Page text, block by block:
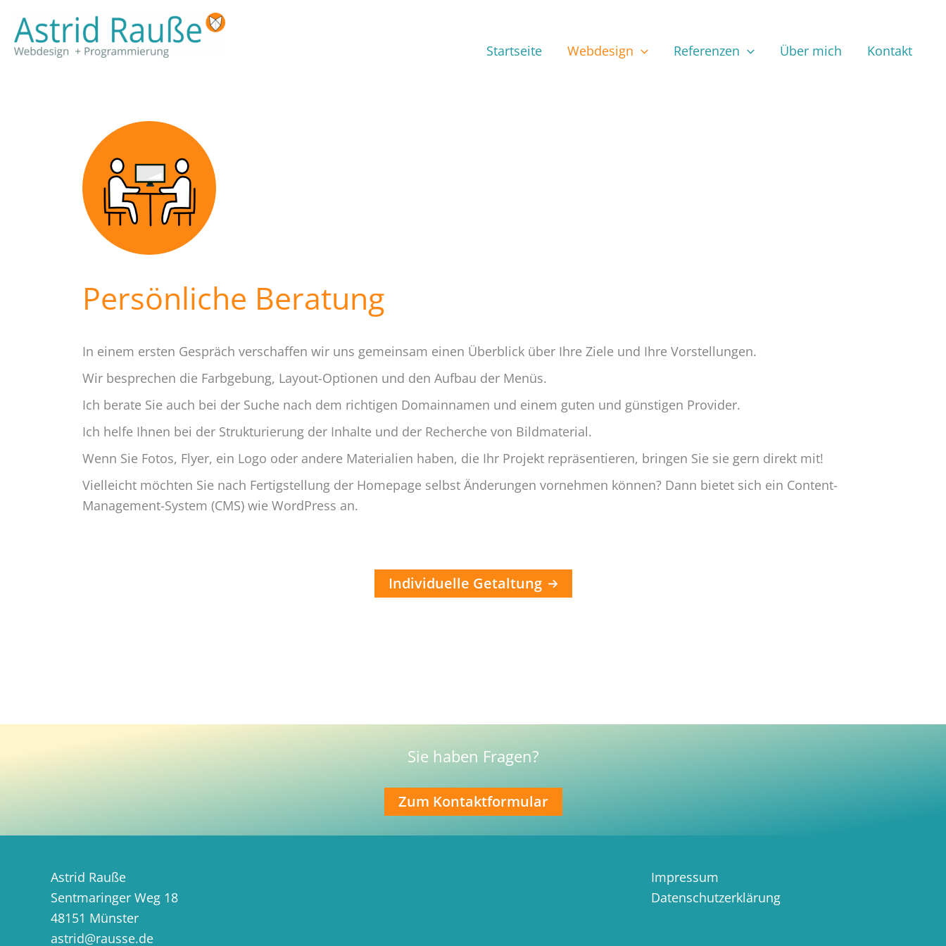
Inhalt
springen
Startseite Webdesign Referenzen Über mich Kontakt
Persönliche Beratung
In einem ersten Gespräch verschaffen wir uns gemeinsam einen Überblick über Ihre Ziele und Ihre Vorstellungen.
Wir besprechen die Farbgebung, Layout-Optionen und den Aufbau der Menüs.
Ich berate Sie auch bei der Suche nach dem richtigen Domainnamen und einem guten und günstigen Provider.
Ich helfe Ihnen bei der Strukturierung der Inhalte und der Recherche von Bildmaterial.
Wenn Sie Fotos, Flyer, ein Logo oder andere Materialien haben, die Ihr Projekt repräsentieren, bringen Sie sie gern direkt mit!
Vielleicht möchten Sie nach Fertigstellung der Homepage selbst Änderungen vornehmen können? Dann bietet sich ein Content-
Management-System (CMS) wie WordPress an.
Individuelle Getaltung
Sie haben Fragen?
Zum Kontaktformular
Astrid Rauße
Sentmaringer Weg 18
48151 Münster
astrid@rausse.de
Impressum
Datenschutzerklärung